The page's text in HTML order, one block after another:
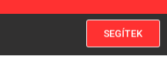
SEGÍTEK